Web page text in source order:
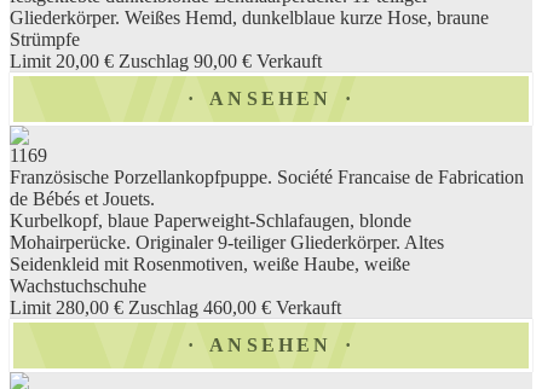
Gliederkörper. Weißes Hemd, dunkelblaue kurze Hose, braune
Strümpfe
Limit 20,00 € Zuschlag 90,00 € Verkauft
ANSEHEN
1169
Französische Porzellankopfpuppe. Société Francaise de Fabrication
de Bébés et Jouets.
Kurbelkopf, blaue Paperweight-Schlafaugen, blonde
Mohairperücke. Originaler 9-teiliger Gliederkörper. Altes
Seidenkleid mit Rosenmotiven, weiße Haube, weiße
Wachstuchschuhe
Limit 280,00 € Zuschlag 460,00 € Verkauft
ANSEHEN